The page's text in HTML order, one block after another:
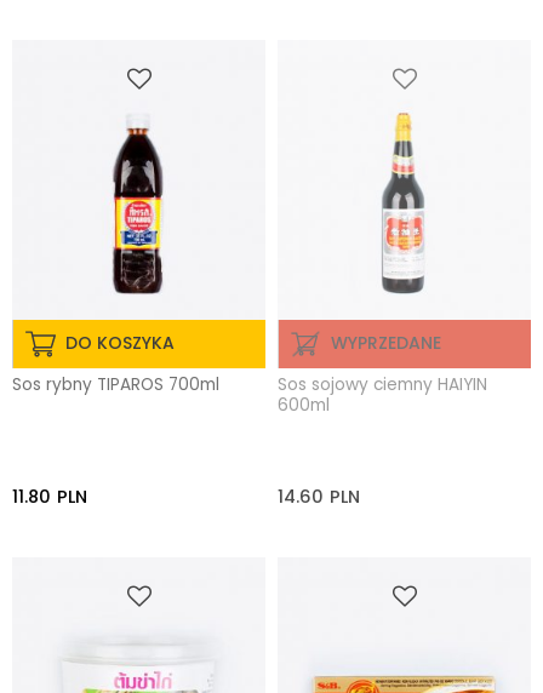
DO KOSZYKA
Sos rybny TIPAROS 700ml
11.80 PLN
WYPRZEDANE
Sos sojowy ciemny HAIYIN
600ml
14.60 PLN